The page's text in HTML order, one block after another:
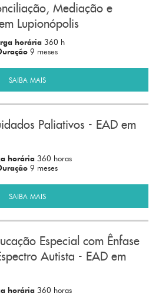
Mediação e
Lupionópolis
horária 360 h
9 meses
SAIBA MAIS
Paliativos - EAD em
horária 360 horas
9 meses
SAIBA MAIS
Especial com Ênfase
Autista - EAD em
horária 360 horas